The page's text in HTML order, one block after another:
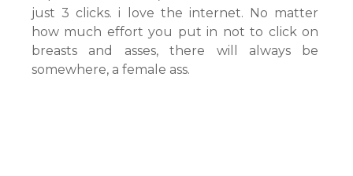
just 3 clicks. i love the internet. No matter
how much effort you put in not to click on
breasts and asses, there will always be
somewhere, a female ass.